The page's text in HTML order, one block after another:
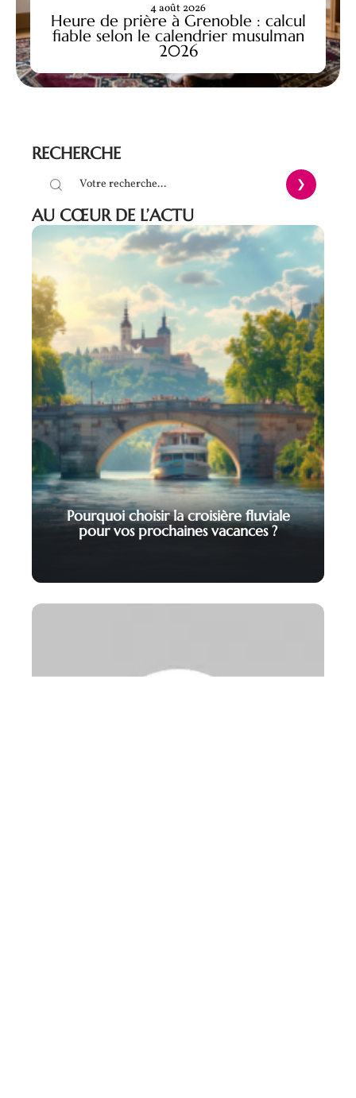
Heure de prière à Grenoble : calcul
fiable selon le calendrier musulman
2026
4 août 2026
RECHERCHE
AU CŒUR DE L’ACTU
Pourquoi choisir la croisière fluviale
pour vos prochaines vacances ?